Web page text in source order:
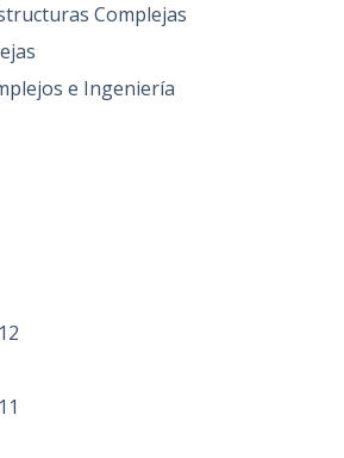
Complejas
e Ingeniería